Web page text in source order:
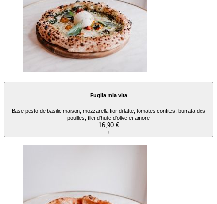
Puglia mia vita
Base pesto de basilic maison, mozzarella fior di latte, tomates confites, burrata des
pouilles, filet d'huile d'olive et amore
16,90 €
+